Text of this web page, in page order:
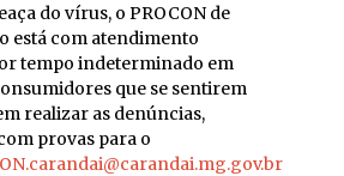
do vírus, o PROCON de
está com atendimento
tempo indeterminado em
que se sentirem
realizar as denúncias,
provas para o